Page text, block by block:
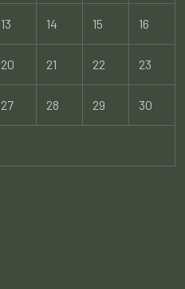
13 14 15 16
20 21 22 23
27 28 29 30